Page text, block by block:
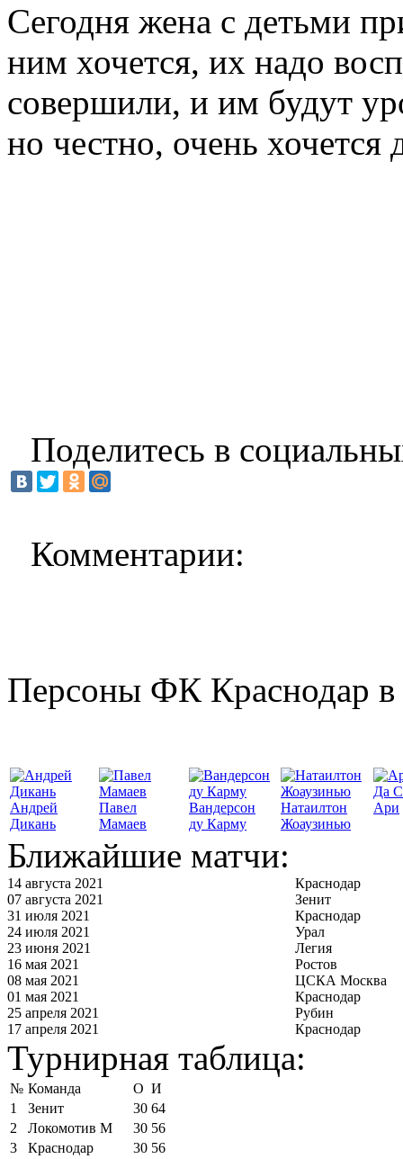
Сегодня жена с детьми
ним хочется, их надо
совершили, и им будут
но честно, очень
Поделитесь в
Комментарии:
Персоны ФК Краснодар в
Андрей
Дикань
Павел
Мамаев
Вандерсон
ду Карму
Натаилтон
Жоаузинью
Да
Ари
Ближайшие матчи:
14 августа 2021
Краснодар
07 августа 2021
Зенит
31 июля 2021
Краснодар
24 июля 2021
Урал
23 июня 2021
Легия
16 мая 2021
Ростов
08 мая 2021
ЦСКА Москва
01 мая 2021
Краснодар
25 апреля 2021
Рубин
17 апреля 2021
Краснодар
Турнирная таблица:
№ Команда О И
1
Зенит 30 64
2
Локомотив М 30 56
3
Краснодар 30 56